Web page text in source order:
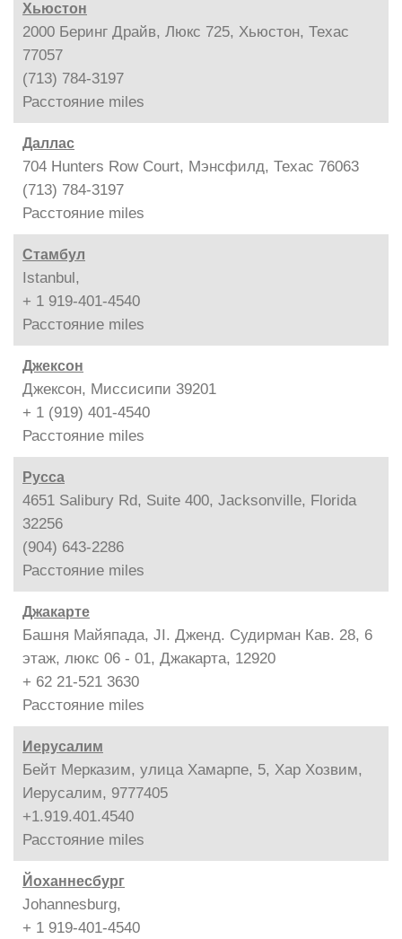
Хьюстон
2000 Беринг Драйв, Люкс 725, Хьюстон, Техас
77057
(713) 784-3197
Расстояние miles
Даллас
704 Hunters Row Court, Мэнсфилд, Техас 76063
(713) 784-3197
Расстояние miles
Стамбул
Istanbul,
+ 1 919-401-4540
Расстояние miles
Джексон
Джексон, Миссисипи 39201
+ 1 (919) 401-4540
Расстояние miles
Русса
4651 Salibury Rd, Suite 400, Jacksonville, Florida
32256
(904) 643-2286
Расстояние miles
Джакарте
Башня Майяпада, JI. Дженд. Судирман Кав. 28, 6
этаж, люкс 06 - 01, Джакарта, 12920
+ 62 21-521 3630
Расстояние miles
Иерусалим
Бейт Мерказим, улица Хамарпе, 5, Хар Хозвим,
Иерусалим, 9777405
+1.919.401.4540
Расстояние miles
Йоханнесбург
Johannesburg,
+ 1 919-401-4540